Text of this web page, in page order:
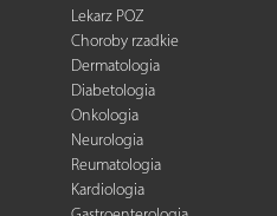
Lekarz POZ
Choroby rzadkie
Dermatologia
Diabetologia
Onkologia
Neurologia
Reumatologia
Kardiologia